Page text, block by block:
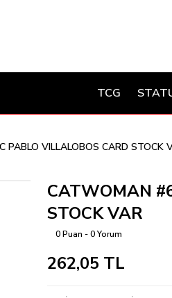
TCG
PABLO VILLALOBOS CARD STOCK
CATWOMAN
STOCK VAR
0 Puan - 0 Yorum
262,05 TL